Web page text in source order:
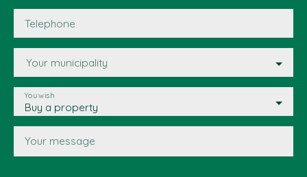
Telephone
Your municipality
Buy a property
You wish
Your message